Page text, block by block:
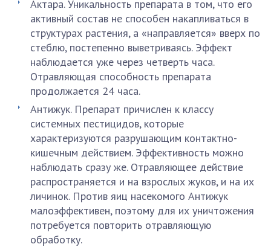
Актара. Уникальность препарата в том, что его
активный состав не способен накапливаться в
структурах растения, а «направляется» вверх по
стеблю, постепенно выветриваясь. Эффект
наблюдается уже через четверть часа.
Отравляющая способность препарата
продолжается 24 часа.
Антижук. Препарат причислен к классу
системных пестицидов, которые
характеризуются разрушающим контактно-
кишечным действием. Эффективность можно
наблюдать сразу же. Отравляющее действие
распространяется и на взрослых жуков, и на их
личинок. Против яиц насекомого Антижук
малоэффективен, поэтому для их уничтожения
потребуется повторить отравляющую
обработку.